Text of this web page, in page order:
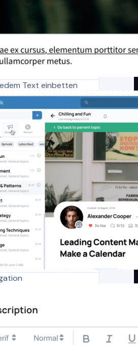
Text einbetten